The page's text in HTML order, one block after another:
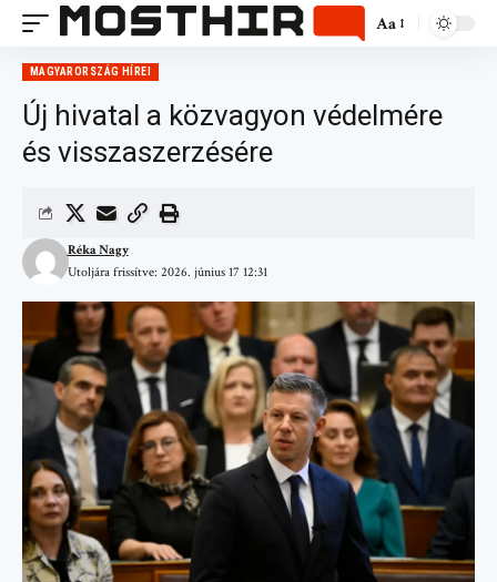
Aa
MAGYARORSZÁG HÍREI
Új hivatal a közvagyon védelmére
és visszaszerzésére
Utoljára frissítve: 2026. június 17 12:31
Réka Nagy